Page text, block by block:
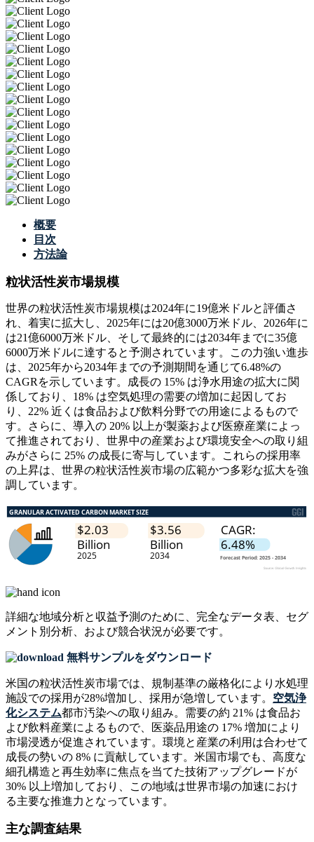
概要
目次
方法論
粒状活性炭市場規模
世界の粒状活性炭市場規模は2024年に19億米ドルと評価さ
れ、着実に拡大し、2025年には20億3000万米ドル、2026年に
は21億6000万米ドル、そして最終的には2034年までに35億
6000万米ドルに達すると予測されています。この力強い進歩
は、2025年から2034年までの予測期間を通じて6.48%の
CAGRを示しています。成長の 15% は浄水用途の拡大に関
係しており、18% は空気処理の需要の増加に起因してお
り、22% 近くは食品および飲料分野での用途によるもので
す。さらに、導入の 20% 以上が製薬および医療産業によっ
て推進されており、世界中の産業および環境安全への取り組
みがさらに 25% の成長に寄与しています。これらの採用率
の上昇は、世界の粒状活性炭市場の広範かつ多彩な拡大を強
調しています。
詳細な地域分析と収益予測のために、 完全なデータ表、セグ
メント別分析、および競合状況が必要です。
無料サンプルをダウンロード
米国の粒状活性炭市場では、規制基準の厳格化により水処理
施設での採用が28%増加し、採用が急増しています。 空気浄
化システム都市汚染への取り組み。需要の約 21% は食品お
よび飲料産業によるもので、医薬品用途の 17% 増加により
市場浸透が促進されています。環境と産業の利用は合わせて
成長の勢いの 8% に貢献しています。米国市場でも、高度な
細孔構造と再生効率に焦点を当てた技術アップグレードが
30% 以上増加しており、この地域は世界市場の加速におけ
る主要な推進力となっています。
主な調査結果